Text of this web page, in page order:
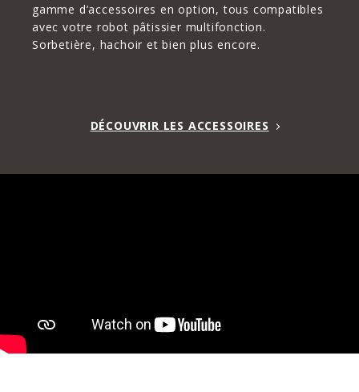
gamme d’accessoires en option, tous compatibles
avec votre robot pâtissier multifonction.
Sorbetière, hachoir et bien plus encore.
DÉCOUVRIR LES ACCESSOIRES